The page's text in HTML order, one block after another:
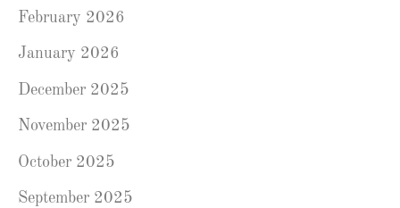
February 2026
January 2026
December 2025
November 2025
October 2025
September 2025